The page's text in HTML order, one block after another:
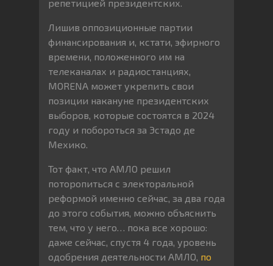
репетицией президентских.
Лишив оппозиционные партии
финансирования и, кстати, эфирного
времени, положенного им на
телеканалах и радиостанциях,
MORENA может укрепить свои
позиции накануне президентских
выборов, которые состоятся в 2024
году и побороться за Эстадо де
Мехико.
Тот факт, что АМЛО решил
поторопиться с электоральной
реформой именно сейчас, за два года
до этого события, можно объяснить
тем, что у него… пока все хорошо:
даже сейчас, спустя 4 года, уровень
одобрения деятельности АМЛО, по